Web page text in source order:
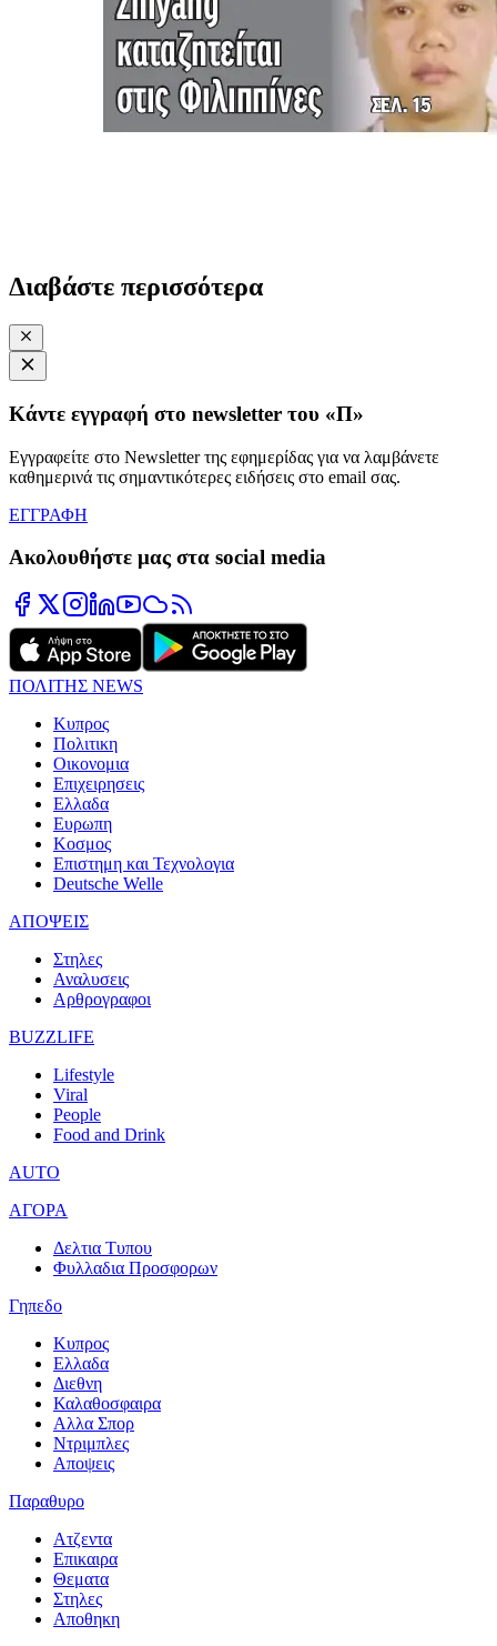
Διαβάστε περισσότερα
Κάντε εγγραφή στο newsletter του «Π»
Εγγραφείτε στο Newsletter της εφημερίδας για να λαμβάνετε
καθημερινά τις σημαντικότερες ειδήσεις στο email σας.
ΕΓΓΡΑΦΗ
Ακολουθήστε μας στα social media
ΠΟΛΙΤΗΣ NEWS
Κυπρος
Πολιτικη
Οικονομια
Επιχειρησεις
Ελλαδα
Ευρωπη
Κοσμος
Επιστημη και Τεχνολογια
Deutsche Welle
ΑΠΟΨΕΙΣ
Στηλες
Αναλυσεις
Αρθρογραφοι
BUZZLIFE
Lifestyle
Viral
People
Food and Drink
AUTO
ΑΓΟΡΑ
Δελτια Τυπου
Φυλλαδια Προσφορων
Γηπεδο
Κυπρος
Ελλαδα
Διεθνη
Καλαθοσφαιρα
Αλλα Σπορ
Ντριμπλες
Αποψεις
Παραθυρο
Ατζεντα
Επικαιρα
Θεματα
Στηλες
Αποθηκη